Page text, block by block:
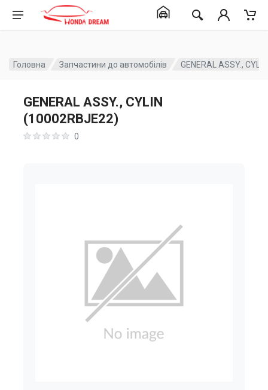
Головна Запчастини до автомобілів GENERAL ASSY.,
GENERAL ASSY., CYLIN
(10002RBJE22)
0